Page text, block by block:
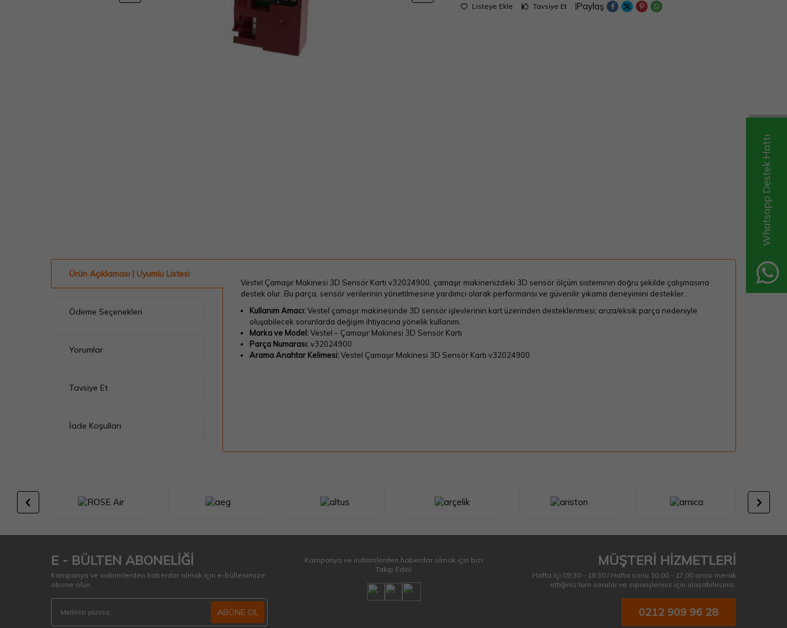
Whatsapp Destek Hattı
Listeye Ekle Tavsiye Et Paylaş
Ürün Açıklaması | Uyumlu Listesi
Ödeme Seçenekleri
Yorumlar
Tavsiye Et
İade Koşulları
Vestel Çamaşır Makinesi 3D Sensör Kartı v32024900, çamaşır makinenizdeki 3D sensör ölçüm sisteminin doğru şekilde çalışmasına
destek olur. Bu parça, sensör verilerinin yönetilmesine yardımcı olarak performansı ve güvenilir yıkama deneyimini destekler.
Kullanım Amacı:Vestel çamaşır makinesinde 3D sensör işlevlerinin kart üzerinden desteklenmesi; arıza/eksik parça nedeniyle
oluşabilecek sorunlarda değişim ihtiyacına yönelik kullanım.
Marka ve Model:Vestel – Çamaşır Makinesi 3D Sensör Kartı
Parça Numarası:v32024900
Arama Anahtar Kelimesi:Vestel Çamaşır Makinesi 3D Sensör Kartı v32024900
E - BÜLTEN ABONELİĞİ
Kampanya ve indirimlerden haberdar olmak için e-bültenimize
abone olun.
ABONE OL
Kampanya ve indirimlerden haberdar olmak için bizi
Takip Edin!
MÜŞTERİ HİZMETLERİ
Hafta içi 09:30 - 18:30 / Hafta sonu 10:00 - 17:00 arası merak
ettiğiniz tüm sorular ve siparişleriniz için ulaşabilirsiniz.
0212 909 96 28